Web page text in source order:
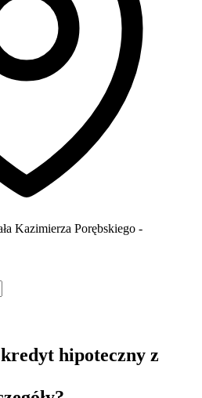
Kazimierza Porębskiego -
hipoteczny z